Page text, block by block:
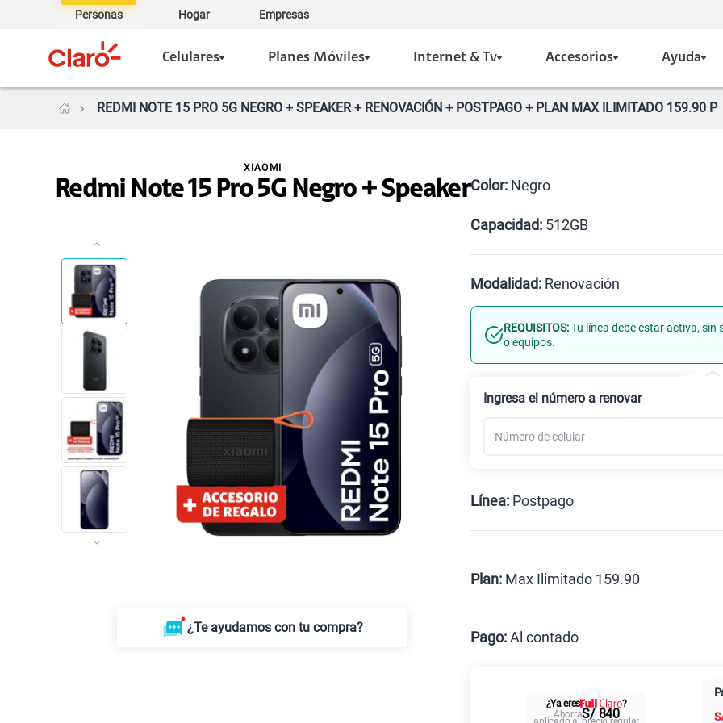
Personas Hogar Empresas
Celulares Planes Móviles Internet & Tv Accesorios Ayuda
REDMI NOTE 15 PRO 5G NEGRO + SPEAKER + RENOVACIÓN + POSTPAGO + PLAN MAX ILIMITADO 159.90 P
Redmi Note 15 Pro 5G Negro + Speaker
XIAOMI
¿Te ayudamos con tu compra?
Color: Negro
Gris
Capacidad: 512GB
Modalidad:Renovación
Línea Nueva Portabilidad
REQUISITOS:Tu línea debe estar activa, sin
o equipos.
Ingresa el número a renovar
Línea: Postpago
Plan: Max Ilimitado 159.90
Pago:Al contado
Cuotas
¿Ya eres
?
AhorraS/ 840